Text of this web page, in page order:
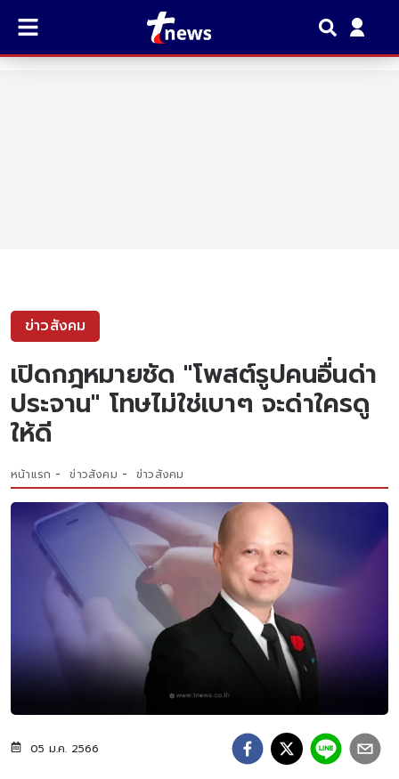
ข่าวสังคม
เปิดกฎหมายชัด "โพสต์รูปคนอื่นด่า
ประจาน" โทษไม่ใช่เบาๆ จะด่าใครดู
ให้ดี
หน้าแรก ข่าวสังคม ข่าวสังคม
05 ม.ค. 2566